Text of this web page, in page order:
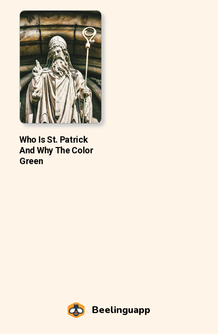
Who Is St. Patrick
And Why The Color
Green
Beelinguapp